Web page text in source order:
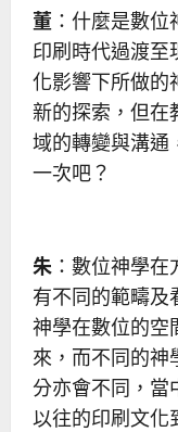
董 ：什麼是數
印刷時代過渡至
化影響下所做的
新的探索，但在
域的轉變與溝通
一次吧？
朱 ：數位神學
有不同的範疇及
神學在數位的空
來，而不同的神
分亦會不同，當
以往的印刷文化